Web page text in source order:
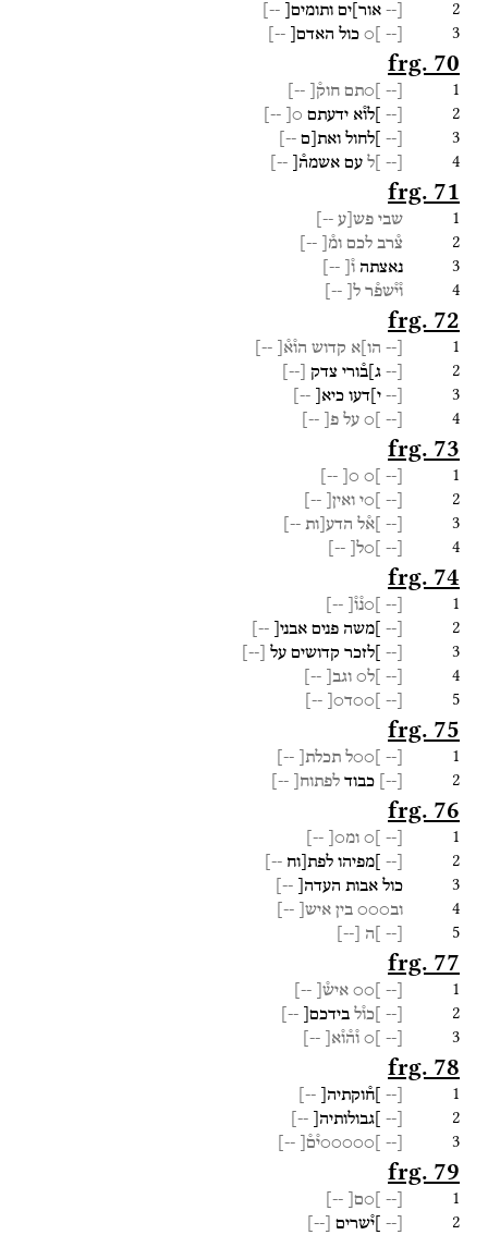
2
[-- אור]ים ותומים[ --]
3
[--
]○ כול האדם[ --]
frg. 70
1
[-- ]○תם חוק֯[ --]
2
[-- ]לו֯א ידעתם ○[
--]
3
[-- ]לחול ואת[ם --]
4
[-- ]ל עם אשמה֯[ --]
frg. 71
1 שבי פש[ע --]
2 צ֯רב לכם ומ֯[ --]
3 נאצתה ו֯ --
4 ו֯י֯שפ֯ר ל[ --]
frg. 72
1
[-- הו]א קדוש הו֯א֯[ --]
2
[-- ג]ב֯ורי צדק --
3
[-- י]דעו כיא[ --]
4
[--
]○ על פ[ --]
frg. 73
1
[--
]○
○[
--]
2
[-- ]○י ואין[ --]
3
[-- ]א֯ל הדע[ות --]
4
[-- ]○ל[ --]
frg. 74
1
[-- ]○נ֯ו֯[ --]
2
[-- ]משה פנים אבני[ --]
3
[-- ]לזכר קדושים על --
4
[-- ]ל○ וגב[ --]
5
[-- ]○○ד○[ --]
frg. 75
1
[-- ]○○ל תכלת[ --]
2
-- כבוד לפתוח[ --]
frg. 76
1
[--
]○ ומ○[ --]
2
[-- ]מפיהו לפת[וח --]
3 כול אבות העדה[ --]
4 וב○○○ בין איש[ --]
5
[-- ]ה --
frg. 77
1
[--
]○○ איש֯[ --]
2
[-- ]כו֯ל בידכם[ --]
3
[--
]○ ו֯ה֯ו֯א[ --]
frg. 78
1
[-- ]ח֯וקתיה[ --]
2
[-- ]גבולותיה[ --]
3
[-- ]○○○○○י֯ם֯[ --]
frg. 79
1
[-- ]○ם[ --]
2
[-- ]י֯שרים --